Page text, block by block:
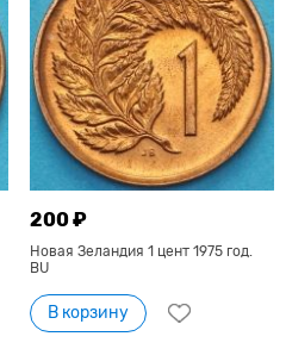
200 ₽
Новая Зеландия 1 цент 1975 год.
BU
В корзину